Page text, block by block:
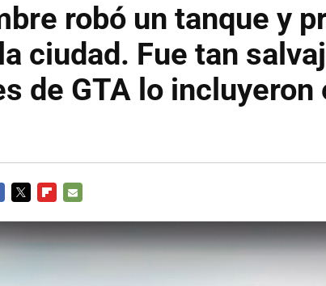
robó un tanque y
ciudad. Fue tan
de GTA lo incluyeron